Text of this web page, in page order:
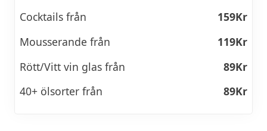
Cocktails från
159Kr
Mousserande från
119Kr
Rött/Vitt vin glas från
89Kr
40+ ölsorter från
89Kr